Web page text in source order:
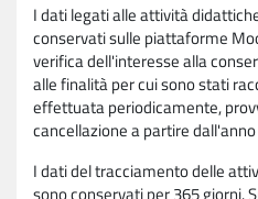
I dati legati alle attività
conservati sulle piattaforme
verifica dell'interesse alla
alle finalità per cui sono stati
effettuata periodicamente,
cancellazione a partire
I dati del tracciamento delle
sono conservati per 365 giorni.